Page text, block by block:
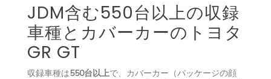
JDM含む550台以上の収録
車種とカバーカーのトヨタ
GR GT
収録車種は550台以上で、カバーカー（パッケージの顔